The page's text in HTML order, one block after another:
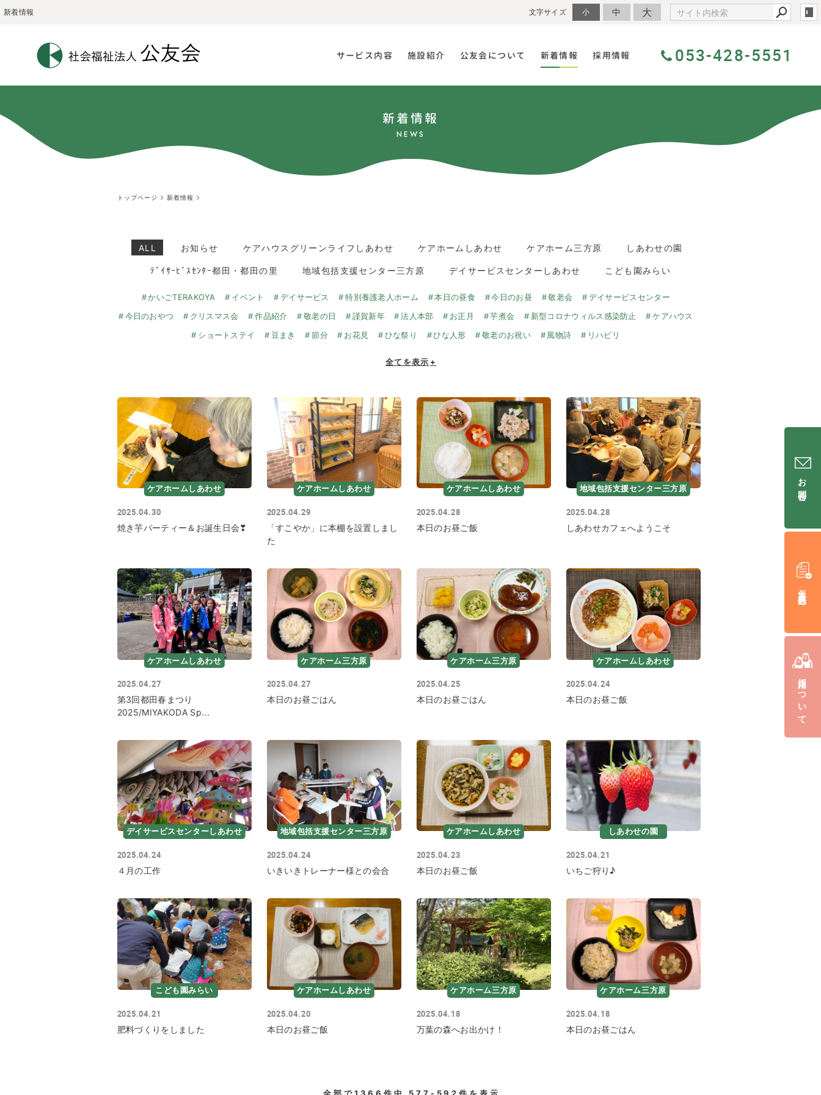
新着情報 文字サイズ 小 中 大
サービス内容 施設紹介 公友会について 新着情報 採用情報 053-428-5551
新着情報
NEWS
トップページ 新着情報
ALL お知らせ ケアハウスグリーンライフしあわせ ケアホームしあわせ ケアホーム三方原 しあわせの園
ﾃﾞｲｻｰﾋﾞｽｾﾝﾀｰ都田・都田の里 地域包括支援センター三方原 デイサービスセンターしあわせ こども園みらい
かいごTERAKOYA イベント デイサービス 特別養護老人ホーム 本日の昼食 今日のお昼 敬老会
デイサービスセンター
今日のおやつ
クリスマス会 作品紹介 敬老の日 謹賀新年 法人本部 お正月 芋煮会 新型コロナウィルス感染防止
ケアハウス
ショートステイ
豆まき 節分 お花見 ひな祭り ひな人形 敬老のお祝い 風物詩 リハビリ
全てを表示 +
ケアホームしあわせ
2025.04.30
焼き芋パーティー＆お誕生日会❣
ケアホームしあわせ
2025.04.29
「すこやか」に本棚を設置しまし
た
ケアホームしあわせ
2025.04.28
本日のお昼ご飯
地域包括支援センター三方原
2025.04.28
しあわせカフェへようこそ
ケアホームしあわせ
2025.04.27
第3回都田春まつり
2025/MIYAKODA Sp...
ケアホーム三方原
2025.04.27
本日のお昼ごはん
ケアホーム三方原
2025.04.25
本日のお昼ごはん
ケアホームしあわせ
2025.04.24
本日のお昼ご飯
デイサービスセンターしあわせ
2025.04.24
４月の工作
地域包括支援センター三方原
2025.04.24
いきいきトレーナー様との会合
ケアホームしあわせ
2025.04.23
本日のお昼ご飯
しあわせの園
2025.04.21
いちご狩り♪
こども園みらい
2025.04.21
肥料づくりをしました
ケアホームしあわせ
2025.04.20
本日のお昼ご飯
ケアホーム三方原
2025.04.18
万葉の森へお出かけ！
ケアホーム三方原
2025.04.18
本日のお昼ごはん
お問合せ
仮入居申込み
採用について